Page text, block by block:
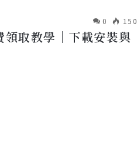
0 150
取教學｜下載安裝與